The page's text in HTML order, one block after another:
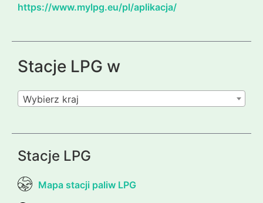
https://www.mylpg.eu/pl/aplikacja/
Stacje LPG w
Wybierz kraj
Stacje LPG
Mapa stacji paliw LPG